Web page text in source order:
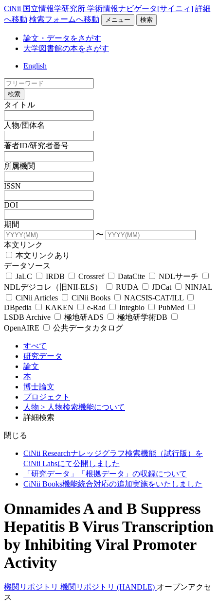
CiNii 国立情報学研究所 学術情報ナビゲータ[サイニィ] 詳細
へ移動 検索フォームへ移動 メニュー 検索
論文・データをさがす
大学図書館の本をさがす
English
検索
タイトル
人物/団体名
著者ID/研究者番号
所属機関
ISSN
DOI
期間
〜
本文リンク
本文リンクあり
データソース
JaLC
IRDB Crossref DataCite
NDLサーチ
NDLデジコレ（旧NII-ELS）
RUDA JDCat
NINJAL
CiNii Articles
CiNii Books
NACSIS-CAT/ILL
DBpedia
KAKEN e-Rad Integbio
PubMed
LSDB Archive
極地研ADS
極地研学術DB
OpenAIRE
公共データカタログ
すべて
研究データ
論文
本
博士論文
プロジェクト
人物 > 人物検索機能について
詳細検索
閉じる
CiNii Researchナレッジグラフ検索機能（試行版）を
CiNii Labsにて公開しました
「研究データ」「根拠データ」の収録について
CiNii Books機能統合対応の追加実施をいたしました
Onnamides A and B Suppress
Hepatitis B Virus Transcription
by Inhibiting Viral Promoter
Activity
機関リポジトリ 機関リポジトリ (HANDLE) オープンアクセ
ス